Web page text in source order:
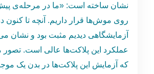
نشان ساخته است: «ما در مرحله‌ی
روی موش‌ها قرار داریم. آنچه تا کنون
آزمایشگاهی دیدیم مثبت بود و نشان
عملکرد این پلاکت‌ها عالی است.
که آزمایش این پلاکت‌ها در بدن یک